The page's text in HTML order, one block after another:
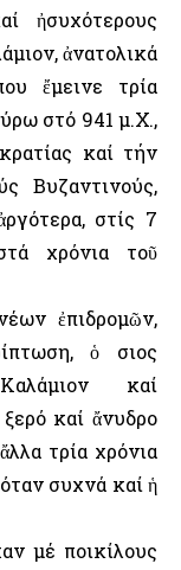
ἠσυχότερους
ἀνατολικά
ἔμεινε τρία
στό 941 μ.Χ.,
καί τήν
Βυζαντινούς,
στίς 7
χρόνια τοῦ
ἐπιδρομῶν,
ὁ Ὅσιος
καί
καί ἄνυδρο
τρία χρόνια
συχνά καί ἡ
μέ ποικίλους